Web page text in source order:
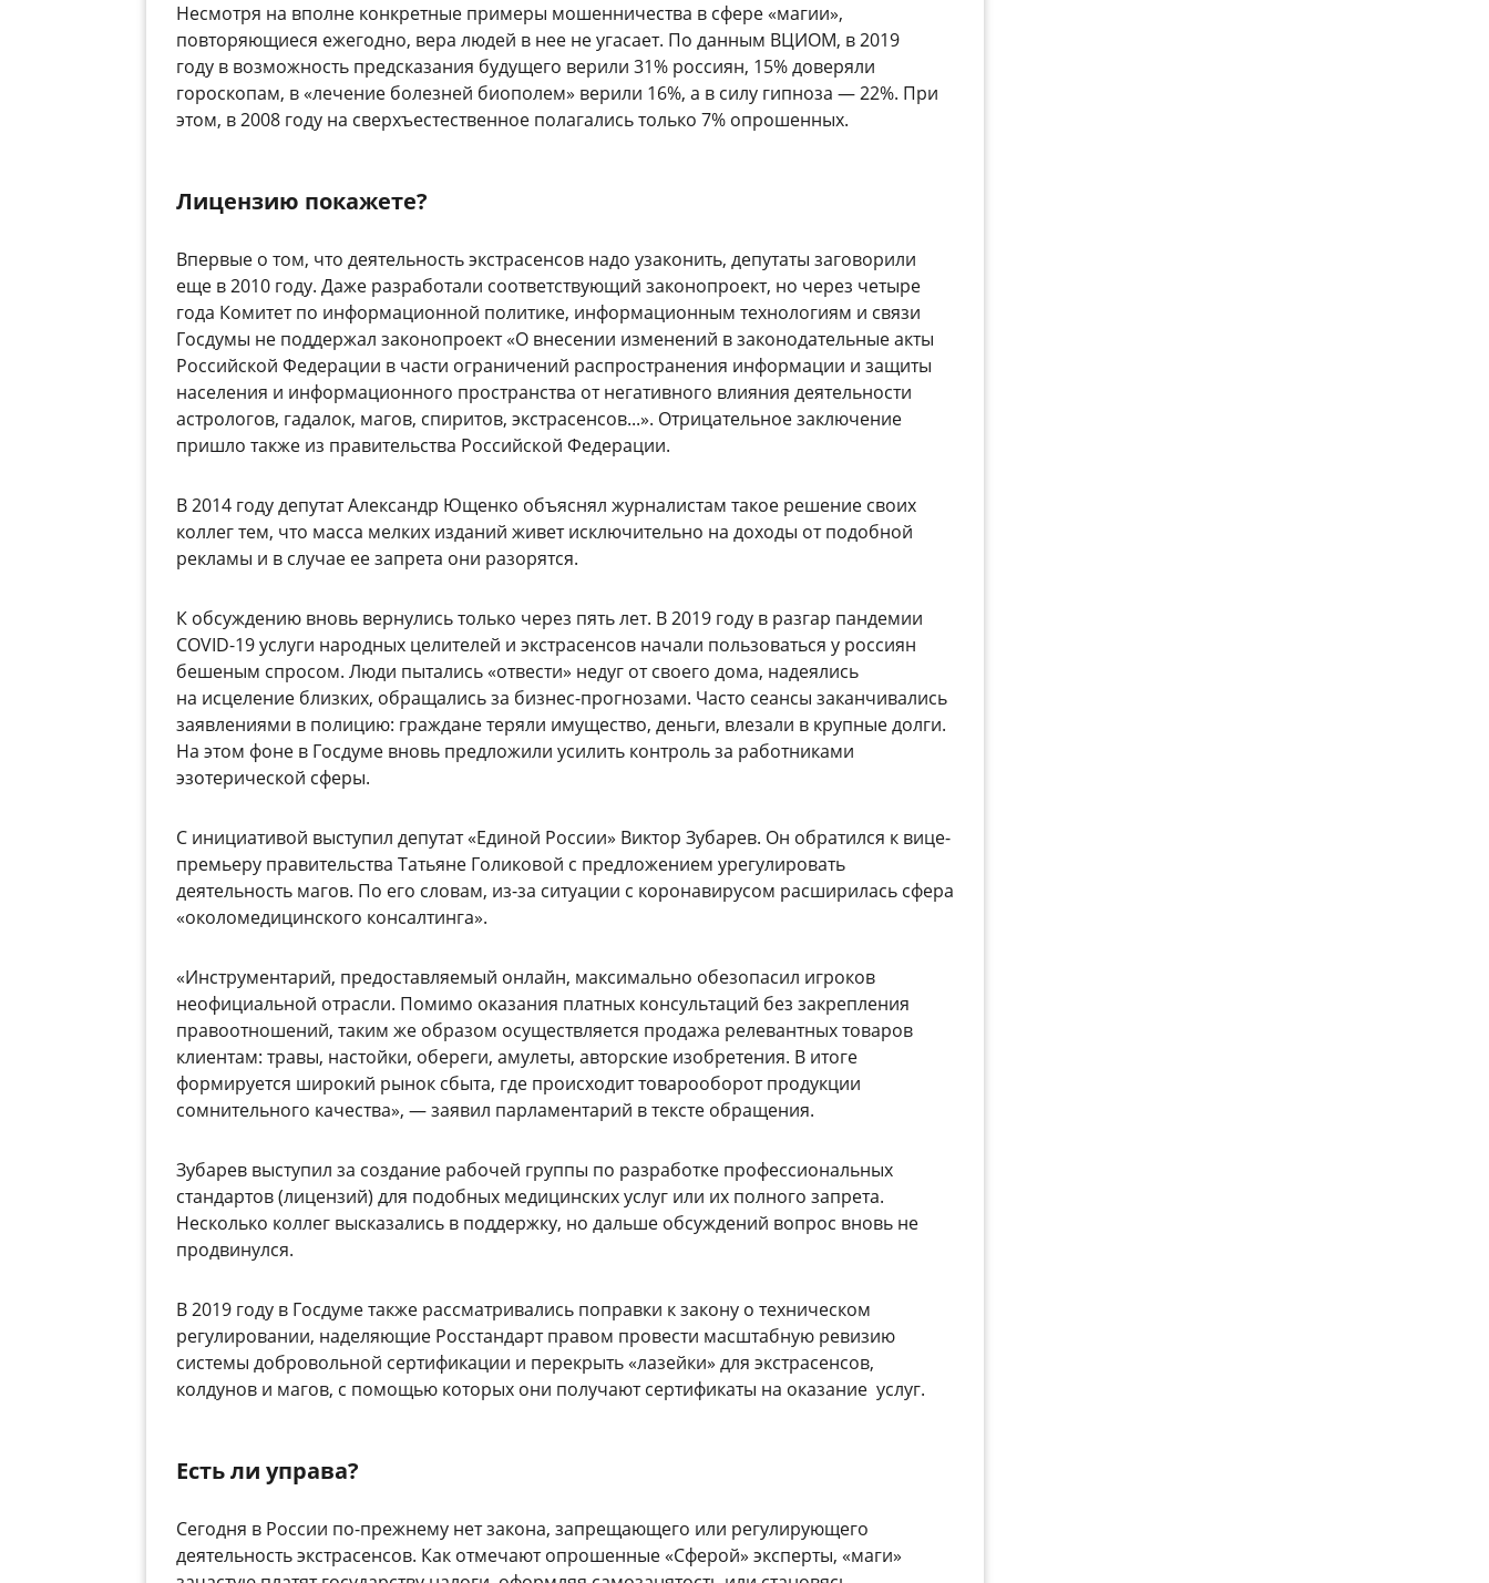
Несмотря на вполне конкретные примеры мошенничества в сфере «магии»,
повторяющиеся ежегодно, вера людей в нее не угасает. По данным ВЦИОМ, в 2019
году в возможность предсказания будущего верили 31% россиян, 15% доверяли
гороскопам, в «лечение болезней биополем» верили 16%, а в силу гипноза — 22%. При
этом, в 2008 году на сверхъестественное полагались только 7% опрошенных.
Лицензию покажете?
Впервые о том, что деятельность экстрасенсов надо узаконить, депутаты заговорили
еще в 2010 году. Даже разработали соответствующий законопроект, но через четыре
года Комитет по информационной политике, информационным технологиям и связи
Госдумы не поддержал законопроект «О внесении изменений в законодательные акты
Российской Федерации в части ограничений распространения информации и защиты
населения и информационного пространства от негативного влияния деятельности
астрологов, гадалок, магов, спиритов, экстрасенсов...». Отрицательное заключение
пришло также из правительства Российской Федерации.
В 2014 году депутат Александр Ющенко объяснял журналистам такое решение своих
коллег тем, что масса мелких изданий живет исключительно на доходы от подобной
рекламы и в случае ее запрета они разорятся.
К обсуждению вновь вернулись только через пять лет. В 2019 году в разгар пандемии
COVID-19 услуги народных целителей и экстрасенсов начали пользоваться у россиян
бешеным спросом. Люди пытались «отвести» недуг от своего дома, надеялись
на исцеление близких, обращались за бизнес-прогнозами. Часто сеансы заканчивались
заявлениями в полицию: граждане теряли имущество, деньги, влезали в крупные долги.
На этом фоне в Госдуме вновь предложили усилить контроль за работниками
эзотерической сферы.
С инициативой выступил депутат «Единой России» Виктор Зубарев. Он обратился к вице-
премьеру правительства Татьяне Голиковой с предложением урегулировать
деятельность магов. По его словам, из-за ситуации с коронавирусом расширилась сфера
«околомедицинского консалтинга».
«Инструментарий, предоставляемый онлайн, максимально обезопасил игроков
неофициальной отрасли. Помимо оказания платных консультаций без закрепления
правоотношений, таким же образом осуществляется продажа релевантных товаров
клиентам: травы, настойки, обереги, амулеты, авторские изобретения. В итоге
формируется широкий рынок сбыта, где происходит товарооборот продукции
сомнительного качества», —заявил парламентарий в тексте обращения.
Зубарев выступил за создание рабочей группы по разработке профессиональных
стандартов (лицензий) для подобных медицинских услуг или их полного запрета.
Несколько коллег высказались в поддержку, но дальше обсуждений вопрос вновь не
продвинулся.
В 2019 году в Госдуме также рассматривались поправки к закону о техническом
регулировании, наделяющие Росстандарт правом провести масштабную ревизию
системы добровольной сертификации и перекрыть «лазейки» для экстрасенсов,
колдунов и магов, с помощью которых они получают сертификаты на оказание услуг.
Есть ли управа?
Сегодня в России по-прежнему нет закона, запрещающего или регулирующего
деятельность экстрасенсов. Как отмечают опрошенные «Сферой» эксперты, «маги»